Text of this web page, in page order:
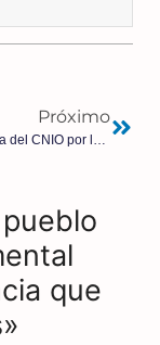
Próximo
La decadencia del CNIO por los continuos escándalos: ha perdido el 22% de sus ingresos durante el mandato de María Blasco
que